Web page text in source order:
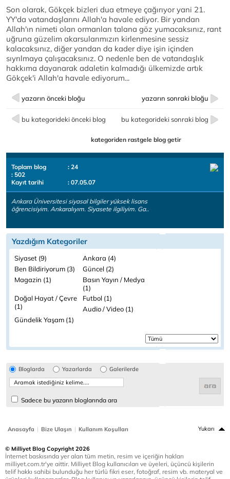
Son olarak, Gökçek bizleri dua etmeye çağırıyor yani 21.
YY'da vatandaşlarını Allah'a havale ediyor. Bir yandan
Allah'ın nimeti olan ormanları talana göz yumacaksınız, rant
uğruna güzelim akarsularımızın kirlenmesine sessiz
kalacaksınız, diğer yandan da kader diye işin içinden
sıyrılmaya çalışacaksınız. O nedenle ben de vatandaşlık
hakkıma dayanarak adaletin kalmadığı ülkemizde artık
Gökçek'i Allah'a havale ediyorum...
yazarın önceki bloğu yazarın sonraki bloğu
bu kategorideki önceki blog bu kategorideki sonraki blog
kategoriden rastgele blog getir
Toplam blog
: 24
: 502
Kayıt tarihi
: 07.05.07
Ankara Üniversitesi siyasal bilgiler yüksek lisans
öğrencisiyim. Ankaralıyım. Siyasete ilgiliyim. Ga..
Yazdığım Kategoriler
Siyaset (9)
Ankara (4)
Ben Bildiriyorum (3)
Güncel (2)
Magazin (1)
Basın Yayın / Medya
(1)
Doğal Hayat / Çevre
(1)
Futbol (1)
Audio / Video (1)
Gündelik Yaşam (1)
Bloglarda Yazarlarda Galerilerde
Sadece bu yazarın bloglarında ara
Anasayfa | Bize Ulaşın | Kullanım Koşulları Yukarı
© Milliyet Blog Copyright 2026
İnternet baskısında yer alan tüm metin, resim ve içeriğin hakları
milliyet.com.tr'ye aittir. Milliyet Blog kullanıcıları ve üyeleri, üçüncü kişilerin
telif hakkı sahibi bulunduğu her türlü fikri eser, fotoğraf, resim vb. materyal ve